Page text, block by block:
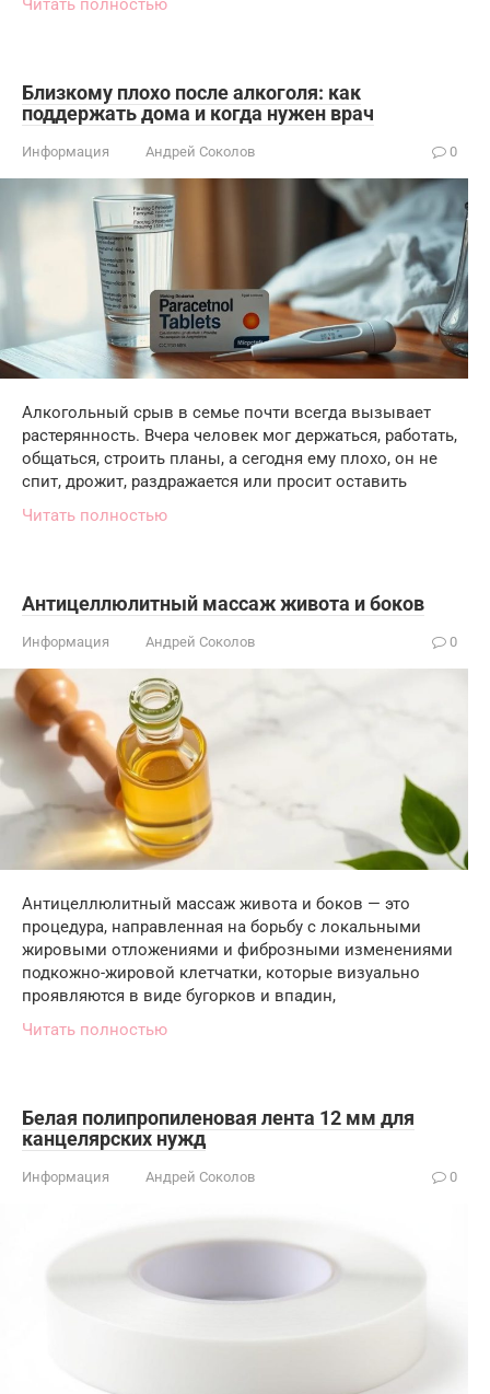
Читать полностью
Близкому плохо после алкоголя: как
поддержать дома и когда нужен врач
Информация Андрей Соколов 0
Алкогольный срыв в семье почти всегда вызывает
растерянность. Вчера человек мог держаться, работать,
общаться, строить планы, а сегодня ему плохо, он не
спит, дрожит, раздражается или просит оставить
Читать полностью
Антицеллюлитный массаж живота и боков
Информация Андрей Соколов 0
Антицеллюлитный массаж живота и боков — это
процедура, направленная на борьбу с локальными
жировыми отложениями и фиброзными изменениями
подкожно-жировой клетчатки, которые визуально
проявляются в виде бугорков и впадин,
Читать полностью
Белая полипропиленовая лента 12 мм для
канцелярских нужд
Информация Андрей Соколов 0